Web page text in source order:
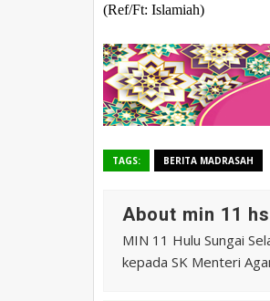
(Ref/Ft: Islamiah)
TAGS: BERITA MADRASAH
About min 11
MIN 11 Hulu Sungai
kepada SK Menteri